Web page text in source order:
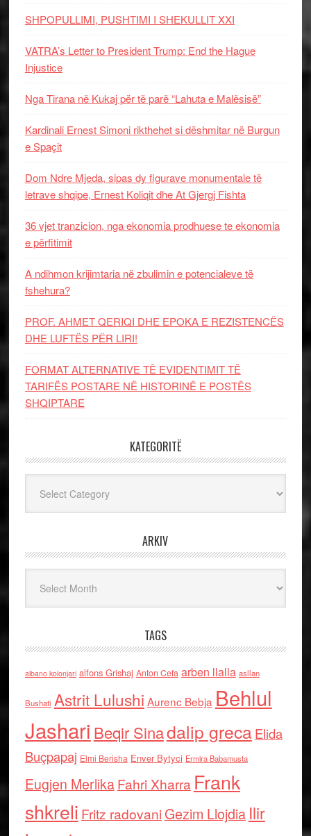
SHPOPULLIMI, PUSHTIMI I SHEKULLIT XXI
VATRA’s Letter to President Trump: End the Hague
Injustice
Nga Tirana në Kukaj për të parë “Lahuta e Malësisë”
Kardinali Ernest Simoni rikthehet si dëshmitar në Burgun
e Spaçit
Dom Ndre Mjeda, sipas dy figurave monumentale të
letrave shqipe, Ernest Koliqit dhe At Gjergj Fishta
36 vjet tranzicion, nga ekonomia prodhuese te ekonomia
e përfitimit
A ndihmon krijimtaria në zbulimin e potencialeve të
fshehura?
PROF. AHMET QERIQI DHE EPOKA E REZISTENCЁS
DHE LUFTЁS PЁR LIRI!
FORMAT ALTERNATIVE TË EVIDENTIMIT TË
TARIFËS POSTARE NË HISTORINË E POSTËS
SHQIPTARE
KATEGORITË
ARKIV
TAGS
albano kolonjari alfons Grishaj Anton Cefa arben llalla asllan
Bushati Astrit Lulushi Aurenc Bebja Behlul
Jashari Beqir Sinadalip grecaElida
Buçpapaj Elmi Berisha Enver Bytyci Ermira Babamusta
Eugjen MerlikaFahri Xharra Frank
shkreli Fritz radovaniGezim Llojdia Ilir